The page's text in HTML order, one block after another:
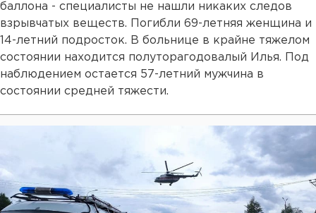
баллона - специалисты не нашли никаких следов
взрывчатых веществ. Погибли 69-летняя женщина и
14-летний подросток. В больнице в крайне тяжелом
состоянии находится полуторагодовалый Илья. Под
наблюдением остается 57-летний мужчина в
состоянии средней тяжести.